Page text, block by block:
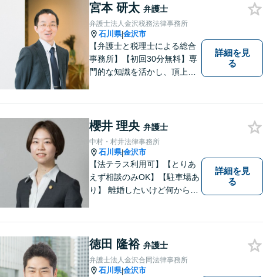
弁護士が介入することで賠償
金の大幅な増額が実現できる
ケースあり」【休日・夜間相
談可】
宮本 研太 弁護士
弁護士法人金沢税務法律事務所
石川県|金沢市
【弁護士と税理士による総合
事務所】【初回30分無料】専
門的な知識を活かし、頂上＝
ジあります。
詳細を見
る
櫻井 理央 弁護士
中村・村井法律事務所
石川県|金沢市
【法テラス利用可】【とりあ
えず相談のみOK】【駐車場あ
り】 離婚したいけど何から始
詳細を見
る
徳田 隆裕 弁護士
弁護士法人金沢合同法律事務所
石川県|金沢市